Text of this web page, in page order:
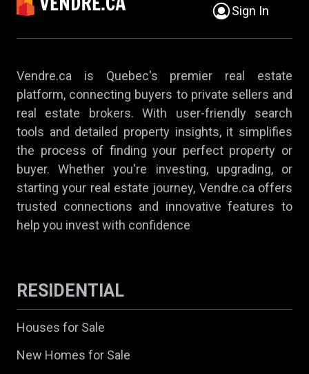
Sign In
Vendre.ca is Quebec's premier real estate
platform, connecting buyers to private sellers and
real estate brokers. With user-friendly search
tools and detailed property insights, it simplifies
the process of finding your perfect property or
buyer. Whether you're investing, upgrading, or
starting your real estate journey, Vendre.ca offers
trusted connections and innovative features to
help you invest with confidence
RESIDENTIAL
Houses for Sale
New Homes for Sale